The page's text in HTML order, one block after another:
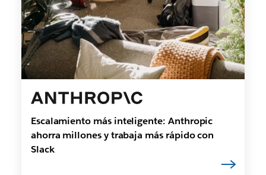
Escalamiento más inteligente: Anthropic
ahorra millones y trabaja más rápido con
Slack